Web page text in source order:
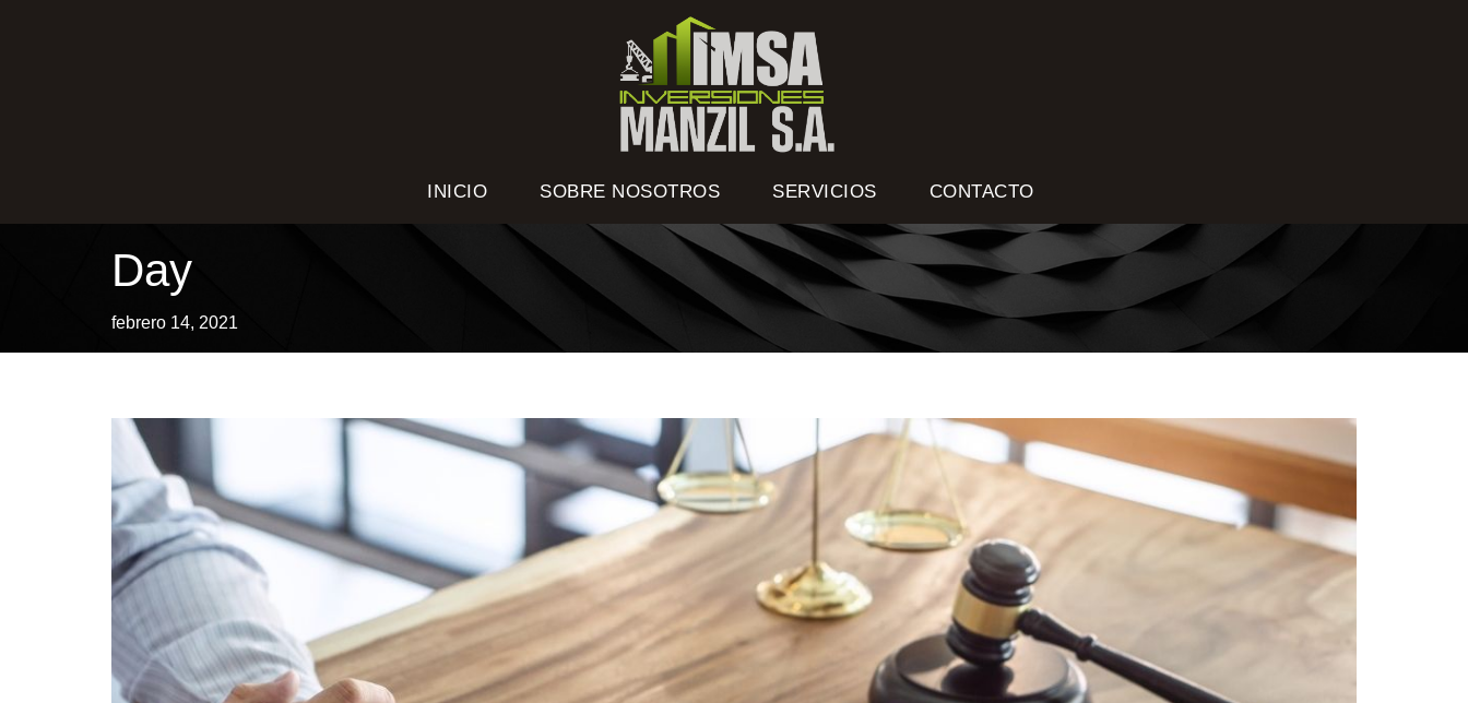
INICIO SOBRE NOSOTROS SERVICIOS CONTACTO
Day
febrero 14, 2021